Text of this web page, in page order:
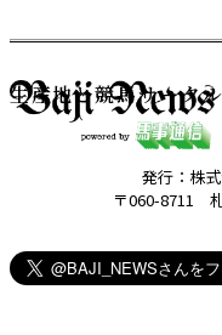
生産地と競馬サーク
発行：株
〒060-8711